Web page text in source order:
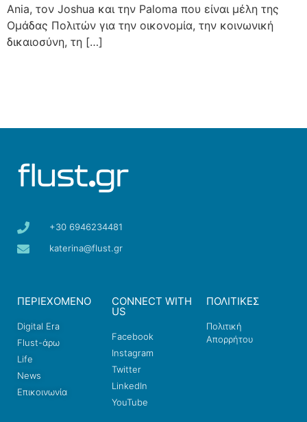
Ania, τον Joshua και την Paloma που είναι μέλη της
Ομάδας Πολιτών για την οικονομία, την κοινωνική
δικαιοσύνη, τη […]
+30 6946234481
katerina@flust.gr
ΠΕΡΙΕΧΟΜΕΝΟ
Digital Era
Flust-άρω
Life
News
Επικοινωνία
CONNECT WITH
US
Facebook
Instagram
Twitter
LinkedIn
YouTube
ΠΟΛΙΤΙΚΕΣ
Πολιτική
Απορρήτου